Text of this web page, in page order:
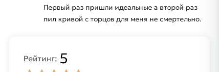
Первый раз пришли идеальные а второй раз
пил кривой с торцов для меня не смертельно.
Рейтинг: 5